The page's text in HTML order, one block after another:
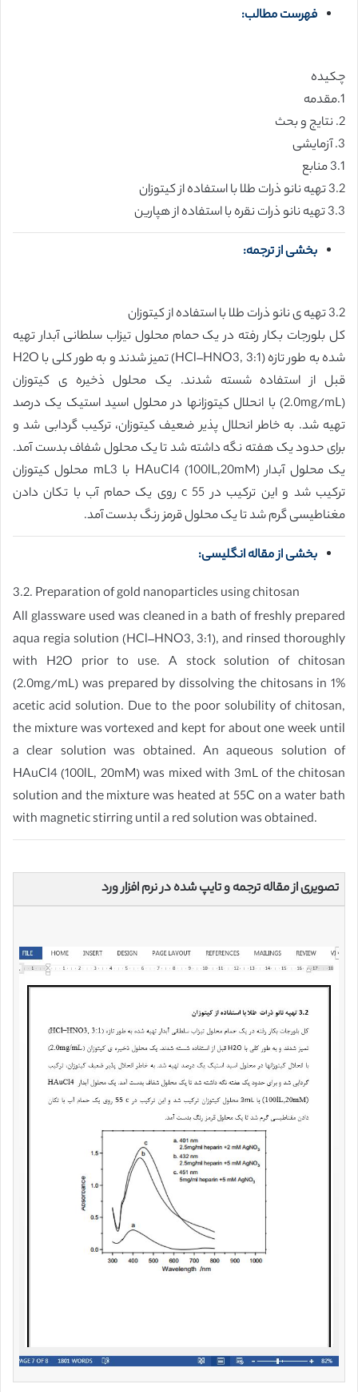
فهرست مطالب:
چکیده
1.مقدمه
2. نتایج و بحث
3. آزمایشی
3.1 منابع
3.2 تهیه نانو ذرات طلا با استفاده از کیتوزان
3.3 تهیه نانو ذرات نقره با استفاده از هپارین
بخشی از ترجمه:
3.2 تهیه ی نانو ذرات طلا با استفاده از کیتوزان
کل بلورجات بکار رفته در یک حمام محلول تیزاب سلطانی آبدار تهیه
شده به طور تازه (HCl–HNO3, 3:1) تمیز شدند و به طور کلی با H2O
قبل از استفاده شسته شدند. یک محلول ذخیره ی کیتوزان
(2.0mg/mL) با انحلال کیتوزانها در محلول اسید استیک یک درصد
تهیه شد. به خاطر انحلال پذیر ضعیف کیتوزان، ترکیب گردابی شد و
برای حدود یک هفته نگه داشته شد تا یک محلول شفاف بدست آمد.
یک محلول آبدار HAuCl4 (100lL,20mM) با mL3 محلول کیتوزان
ترکیب شد و این ترکیب در c 55 روی یک حمام آب با تکان دادن
مغناطیسی گرم شد تا یک محلول قرمز رنگ بدست آمد.
بخشی از مقاله انگلیسی:
3.2. Preparation of gold nanoparticles using chitosan
All glassware used was cleaned in a bath of freshly prepared
aqua regia solution (HCl–HNO3, 3:1), and rinsed thoroughly
with H2O prior to use. A stock solution of chitosan
(2.0mg/mL) was prepared by dissolving the chitosans in 1%
acetic acid solution. Due to the poor solubility of chitosan,
the mixture was vortexed and kept for about one week until
a clear solution was obtained. An aqueous solution of
HAuCl4 (100lL, 20mM) was mixed with 3mL of the chitosan
solution and the mixture was heated at 55C on a water bath
with magnetic stirring until a red solution was obtained.
تصویری از مقاله ترجمه و تایپ شده در نرم افزار ورد